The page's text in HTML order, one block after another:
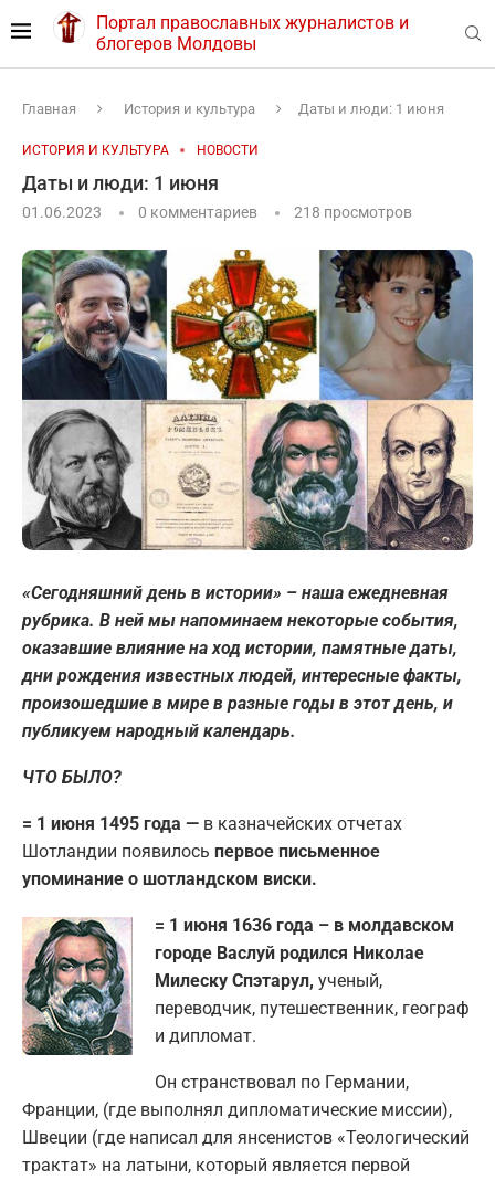
Портал православных журналистов и
блогеров Молдовы
Главная История и культура Даты и люди: 1 июня
ИСТОРИЯ И КУЛЬТУРА НОВОСТИ
Даты и люди: 1 июня
01.06.2023 0 комментариев 218 просмотров
«Сегодняшний день в истории» – наша ежедневная
рубрика. В ней мы напоминаем некоторые события,
оказавшие влияние на ход истории, памятные даты,
дни рождения известных людей, интересные факты,
произошедшие в мире в разные годы в этот день, и
публикуем народный календарь.
ЧТО БЫЛО?
= 1 июня 1495 года — в казначейских отчетах
Шотландии появилось первое письменное
упоминание о шотландском виски.
= 1 июня 1636 года – в молдавском
городе Васлуй родился Николае
Милеску Спэтарул, ученый,
переводчик, путешественник, географ
и дипломат.
Он странствовал по Германии,
Франции, (где выполнял дипломатические миссии),
Швеции (где написал для янсенистов «Теологический
трактат» на латыни, который является первой